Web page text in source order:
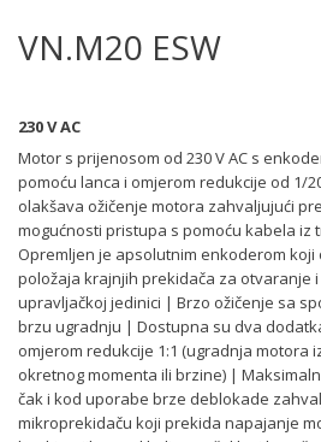
VN.M20 ESW
230 V AC
Motor s prijenosom od 230 V AC s
pomoću lanca i omjerom redukcije od 1/
olakšava ožičenje motora zahvaljujući
mogućnosti pristupa s pomoću kabela iz
Opremljen je apsolutnim enkoderom
položaja krajnjih prekidača za otvaranje
upravljačkoj jedinici | Brzo ožičenje sa
brzu ugradnju | Dostupna su dva
omjerom redukcije 1:1 (ugradnja motora
okretnog momenta ili brzine) |
čak i kod uporabe brze deblokade
mikroprekidaču koji prekida napajanje